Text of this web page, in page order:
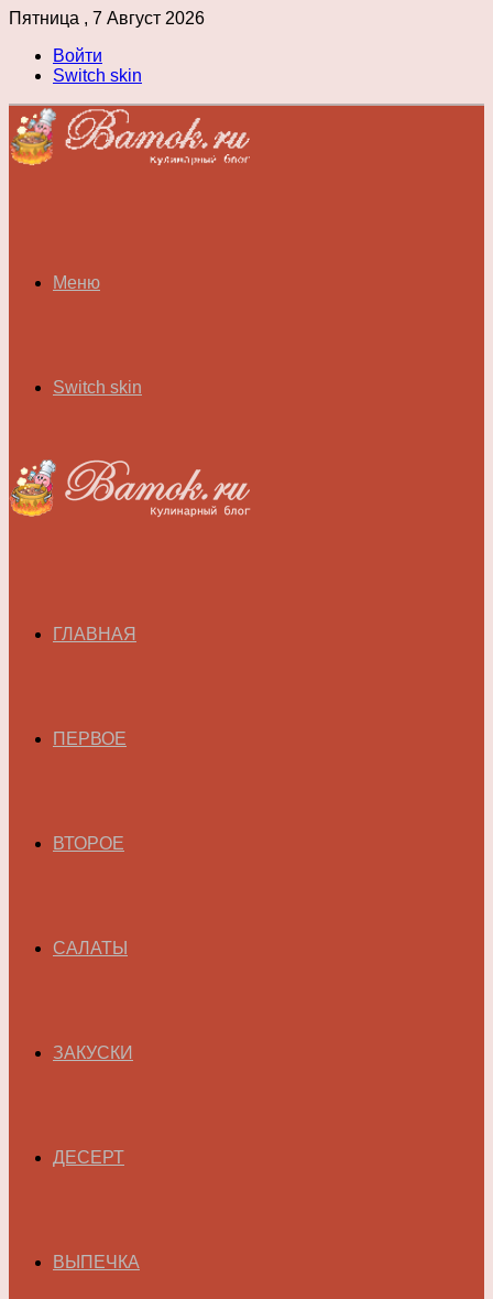
Пятница , 7 Август 2026
Войти
Switch skin
Меню
Switch skin
ГЛАВНАЯ
ПЕРВОЕ
ВТОРОЕ
САЛАТЫ
ЗАКУСКИ
ДЕСЕРТ
ВЫПЕЧКА